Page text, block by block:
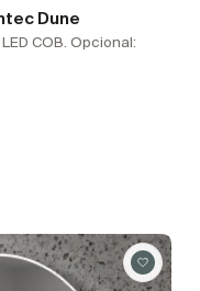
Dune
COB. Opcional: